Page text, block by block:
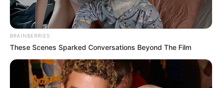
BRAINBERRIES
These Scenes Sparked Conversations Beyond The Film